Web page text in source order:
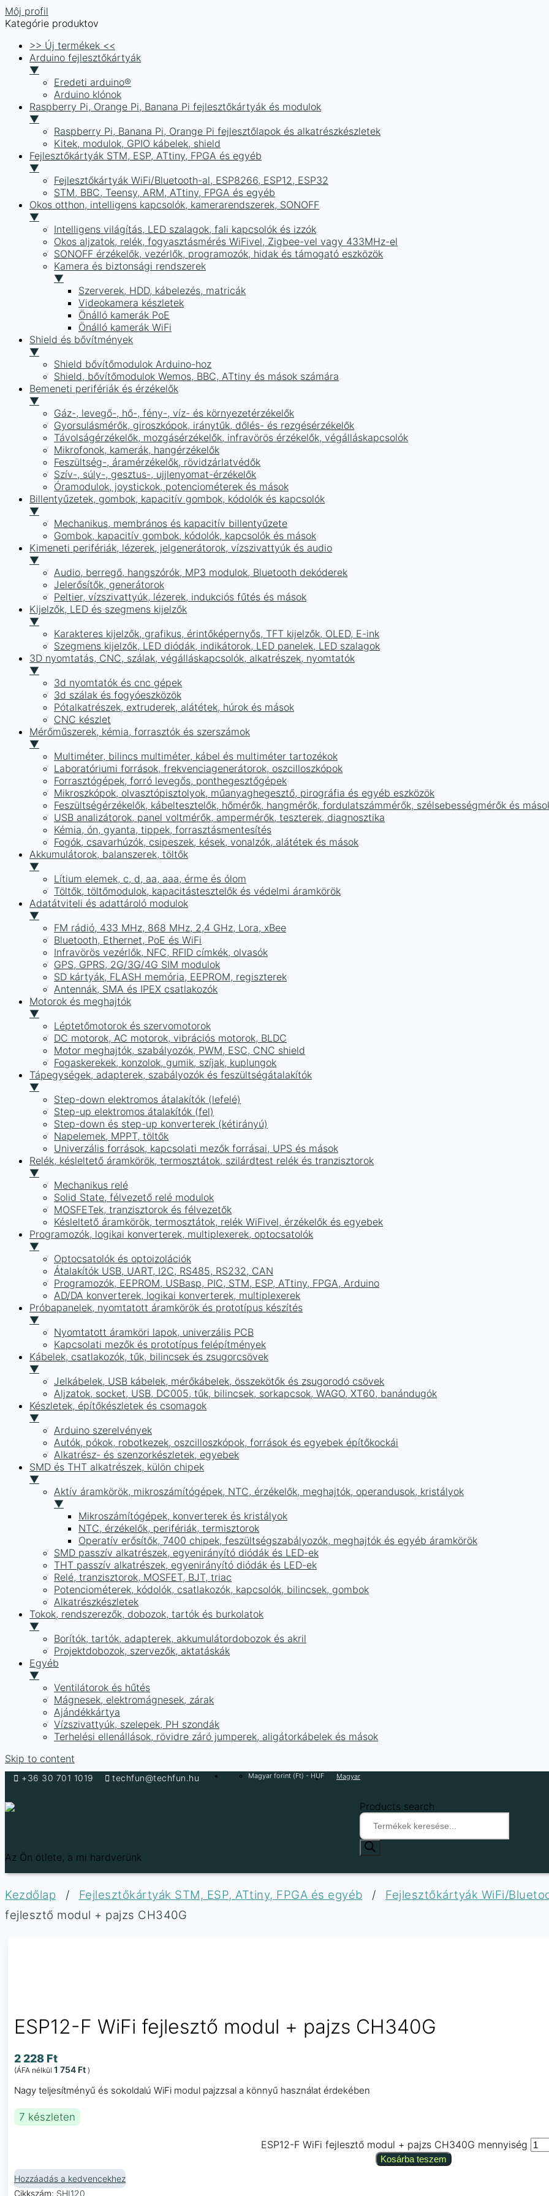
Môj profil
Kategórie produktov
>> Új termékek <<
Arduino fejlesztőkártyák
▼
Eredeti arduino®
Arduino klónok
Raspberry Pi, Orange Pi, Banana Pi fejlesztőkártyák és modulok
▼
Raspberry Pi, Banana Pi, Orange Pi fejlesztőlapok és alkatrészkészletek
Kitek, modulok, GPIO kábelek, shield
Fejlesztőkártyák STM, ESP, ATtiny, FPGA és egyéb
▼
Fejlesztőkártyák WiFi/Bluetooth-al, ESP8266, ESP12, ESP32
STM, BBC, Teensy, ARM, ATtiny, FPGA és egyéb
Okos otthon, intelligens kapcsolók, kamerarendszerek, SONOFF
▼
Intelligens világítás, LED szalagok, fali kapcsolók és izzók
Okos aljzatok, relék, fogyasztásmérés WiFivel, Zigbee-vel vagy 433MHz-el
SONOFF érzékelők, vezérlők, programozók, hidak és támogató eszközök
Kamera és biztonsági rendszerek
▼
Szerverek, HDD, kábelezés, matricák
Videokamera készletek
Önálló kamerák PoE
Önálló kamerák WiFi
Shield és bővítmények
▼
Shield bővítőmodulok Arduino-hoz
Shield, bővítőmodulok Wemos, BBC, ATtiny és mások számára
Bemeneti perifériák és érzékelők
▼
Gáz-, levegő-, hő-, fény-, víz- és környezetérzékelők
Gyorsulásmérők, giroszkópok, iránytűk, dőlés- és rezgésérzékelők
Távolságérzékelők, mozgásérzékelők, infravörös érzékelők, végálláskapcsolók
Mikrofonok, kamerák, hangérzékelők
Feszültség-, áramérzékelők, rövidzárlatvédők
Szív-, súly-, gesztus-, ujjlenyomat-érzékelők
Óramodulok, joystickok, potenciométerek és mások
Billentyűzetek, gombok, kapacitív gombok, kódolók és kapcsolók
▼
Mechanikus, membrános és kapacitív billentyűzete
Gombok, kapacitív gombok, kódolók, kapcsolók és mások
Kimeneti perifériák, lézerek, jelgenerátorok, vízszivattyúk és audio
▼
Audio, berregő, hangszórók, MP3 modulok, Bluetooth dekóderek
Jelerősítők, generátorok
Peltier, vízszivattyúk, lézerek, indukciós fűtés és mások
Kijelzők, LED és szegmens kijelzők
▼
Karakteres kijelzők, grafikus, érintőképernyős, TFT kijelzők, OLED, E-ink
Szegmens kijelzők, LED diódák, indikátorok, LED panelek, LED szalagok
3D nyomtatás, CNC, szálak, végálláskapcsolók, alkatrészek, nyomtatók
▼
3d nyomtatók és cnc gépek
3d szálak és fogyóeszközök
Pótalkatrészek, extruderek, alátétek, húrok és mások
CNC készlet
Mérőműszerek, kémia, forrasztók és szerszámok
▼
Multiméter, bilincs multiméter, kábel és multiméter tartozékok
Laboratóriumi források, frekvenciagenerátorok, oszcilloszkópok
Forrasztógépek, forró levegős, ponthegesztőgépek
Mikroszkópok, olvasztópisztolyok, műanyaghegesztő, pirográfia és egyéb eszközök
Feszültségérzékelők, kábeltesztelők, hőmérők, hangmérők, fordulatszámmérők, szélsebességmérők és
USB analizátorok, panel voltmérők, ampermérők, teszterek, diagnosztika
Kémia, ón, gyanta, tippek, forrasztásmentesítés
Fogók, csavarhúzók, csipeszek, kések, vonalzók, alátétek és mások
Akkumulátorok, balanszerek, töltők
▼
Lítium elemek, c, d, aa, aaa, érme és ólom
Töltők, töltőmodulok, kapacitástesztelők és védelmi áramkörök
Adatátviteli és adattároló modulok
▼
FM rádió, 433 MHz, 868 MHz, 2,4 GHz, Lora, xBee
Bluetooth, Ethernet, PoE és WiFi
Infravörös vezérlők, NFC, RFID címkék, olvasók
GPS, GPRS, 2G/3G/4G SIM modulok
SD kártyák, FLASH memória, EEPROM, regiszterek
Antennák, SMA és IPEX csatlakozók
Motorok és meghajtók
▼
Léptetőmotorok és szervomotorok
DC motorok, AC motorok, vibrációs motorok, BLDC
Motor meghajtók, szabályozók, PWM, ESC, CNC shield
Fogaskerekek, konzolok, gumik, szíjak, kuplungok
Tápegységek, adapterek, szabályozók és feszültségátalakítók
▼
Step-down elektromos átalakítók (lefelé)
Step-up elektromos átalakítók (fel)
Step-down és step-up konverterek (kétirányú)
Napelemek, MPPT, töltők
Univerzális források, kapcsolati mezők forrásai, UPS és mások
Relék, késleltető áramkörök, termosztátok, szilárdtest relék és tranzisztorok
▼
Mechanikus relé
Solid State, félvezető relé modulok
MOSFETek, tranzisztorok és félvezetők
Késleltető áramkörök, termosztátok, relék WiFivel, érzékelők és egyebek
Programozók, logikai konverterek, multiplexerek, optocsatolók
▼
Optocsatolók és optoizolációk
Átalakítók USB, UART, I2C, RS485, RS232, CAN
Programozók, EEPROM, USBasp, PIC, STM, ESP, ATtiny, FPGA, Arduino
AD/DA konverterek, logikai konverterek, multiplexerek
Próbapanelek, nyomtatott áramkörök és prototípus készítés
▼
Nyomtatott áramköri lapok, univerzális PCB
Kapcsolati mezők és prototípus felépítmények
Kábelek, csatlakozók, tűk, bilincsek és zsugorcsövek
▼
Jelkábelek, USB kábelek, mérőkábelek, összekötők és zsugorodó csövek
Aljzatok, socket, USB, DC005, tűk, bilincsek, sorkapcsok, WAGO, XT60, banándugók
Készletek, építőkészletek és csomagok
▼
Arduino szerelvények
Autók, pókok, robotkezek, oszcilloszkópok, források és egyebek építőkockái
Alkatrész- és szenzorkészletek, egyebek
SMD és THT alkatrészek, külön chipek
▼
Aktív áramkörök, mikroszámítógépek, NTC, érzékelők, meghajtók, operandusok, kristályok
▼
Mikroszámítógépek, konverterek és kristályok
NTC, érzékelők, perifériák, termisztorok
Operatív erősítők, 7400 chipek, feszültségszabályozók, meghajtók és egyéb áramkörök
SMD passzív alkatrészek, egyenirányító diódák és LED-ek
THT passzív alkatrészek, egyenirányító diódák és LED-ek
Relé, tranzisztorok, MOSFET, BJT, triac
Potenciométerek, kódolók, csatlakozók, kapcsolók, bilincsek, gombok
Alkatrészkészletek
Tokok, rendszerezők, dobozok, tartók és burkolatok
▼
Borítók, tartók, adapterek, akkumulátordobozok és akril
Projektdobozok, szervezők, aktatáskák
Egyéb
▼
Ventilátorok és hűtés
Mágnesek, elektromágnesek, zárak
Ajándékkártya
Vízszivattyúk, szelepek, PH szondák
Terhelési ellenállások, rövidre záró jumperek, aligátorkábelek és mások
Skip to content
+36 30 701 1019 techfun@techfun.hu Magyar forint (Ft) - HUF Magyar
Az Ön ötlete, a mi hardverünk
Products search
Kezdőlap / Fejlesztőkártyák STM, ESP, ATtiny, FPGA és egyéb /
Fejlesztőkártyák WiFi/
fejlesztő modul + pajzs CH340G
ESP12-F WiFi fejlesztő modul + pajzs CH340G
2 228 Ft
(ÁFA nélkül 1 754 Ft )
Nagy teljesítményű és sokoldalú WiFi modul pajzzsal a könnyű használat érdekében
7 készleten
ESP12-F WiFi fejlesztő modul + pajzs CH340G mennyiség
Kosárba teszem
Hozzáadás a kedvencekhez
Cikkszám: SHI120